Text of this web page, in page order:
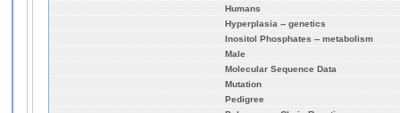
Humans
Hyperplasia -- genetics
Inositol Phosphates -- metabolism
Male
Molecular Sequence Data
Mutation
Pedigree